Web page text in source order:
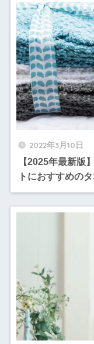
2022年3月10日
【2025年最新版
トにおすすめの